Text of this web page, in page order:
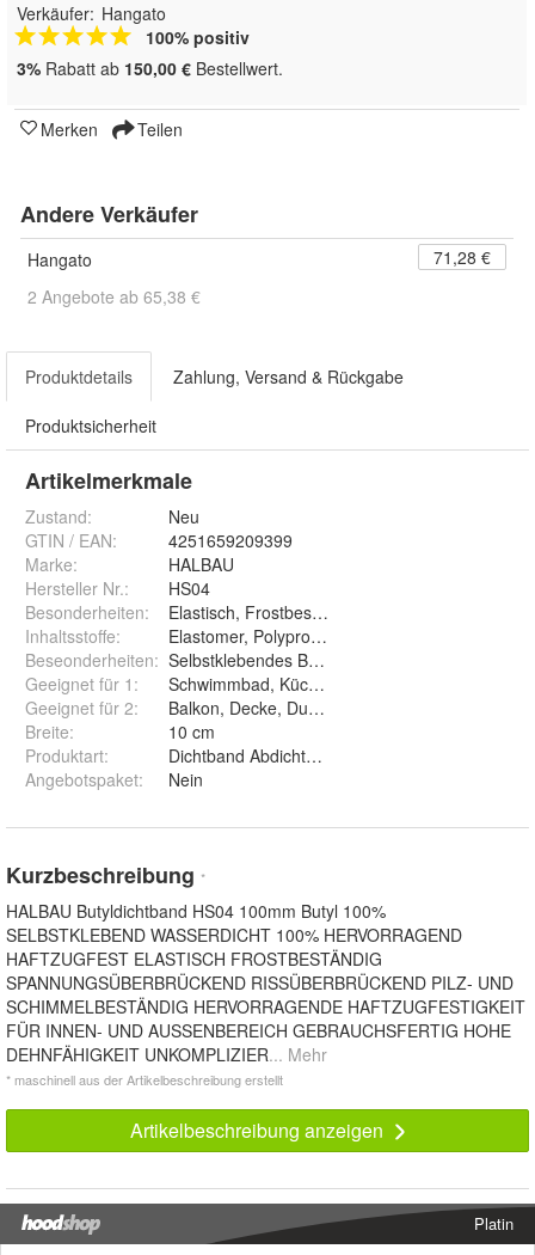
Verkäufer: Hangato
100% positiv
3% Rabatt ab 150,00 € Bestellwert.
Merken Teilen
Andere Verkäufer
Hangato
71,28 €
2 Angebote ab 65,38 €
Produktdetails Zahlung, Versand & Rückgabe
Produktsicherheit
Artikelmerkmale
Zustand:
Neu
GTIN / EAN:
4251659209399
Marke:
HALBAU
Hersteller Nr.:
HS04
Besonderheiten:
Elastisch, Frostbeständig, Dickbeschichtung
Inhaltsstoffe:
Elastomer, Polypropylen-Vlies, Butyl
Beseonderheiten: Selbstklebendes Butylstreifen hat Breite 18mm
Geeignet für 1 :
Schwimmbad, Küche, Treppen, Wand,
Geeignet für 2:
Balkon, Decke, Dusche, Flachdach, Keller,
Breite:
10 cm
Produktart:
Dichtband Abdichtung Flüssigfolie
Angebotspaket: Nein
Kurzbeschreibung *
HALBAU Butyldichtband HS04 100mm Butyl 100%
SELBSTKLEBEND WASSERDICHT 100% HERVORRAGEND
HAFTZUGFEST ELASTISCH FROSTBESTÄNDIG
SPANNUNGSÜBERBRÜCKEND RISSÜBERBRÜCKEND PILZ- UND
SCHIMMELBESTÄNDIG HERVORRAGENDE HAFTZUGFESTIGKEIT
FÜR INNEN- UND AUSSENBEREICH GEBRAUCHSFERTIG HOHE
DEHNFÄHIGKEIT UNKOMPLIZIER... Mehr
* maschinell aus der Artikelbeschreibung erstellt
Artikelbeschreibung anzeigen
Platin